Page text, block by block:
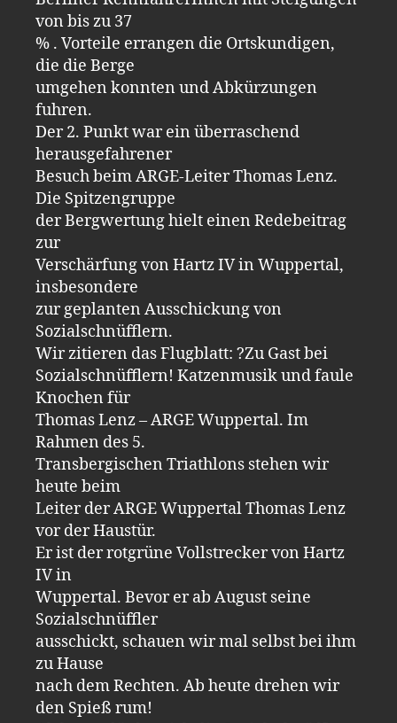
von bis zu 37
% . Vorteile errangen die Ortskundigen,
die die Berge
umgehen konnten und Abkürzungen
fuhren.
Der 2. Punkt war ein überraschend
herausgefahrener
Besuch beim ARGE-Leiter Thomas Lenz.
Die Spitzengruppe
der Bergwertung hielt einen Redebeitrag
zur
Verschärfung von Hartz IV in Wuppertal,
insbesondere
zur geplanten Ausschickung von
Sozialschnüfflern.
Wir zitieren das Flugblatt: ?Zu Gast bei
Sozialschnüfflern! Katzenmusik und faule
Knochen für
Thomas Lenz – ARGE Wuppertal. Im
Rahmen des 5.
Transbergischen Triathlons stehen wir
heute beim
Leiter der ARGE Wuppertal Thomas Lenz
vor der Haustür.
Er ist der rotgrüne Vollstrecker von Hartz
IV in
Wuppertal. Bevor er ab August seine
Sozialschnüffler
ausschickt, schauen wir mal selbst bei ihm
zu Hause
nach dem Rechten. Ab heute drehen wir
den Spieß rum!